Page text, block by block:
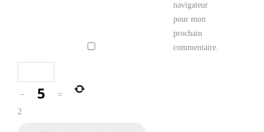
navigateur
pour mon
prochain
commentaire.
−
=
2